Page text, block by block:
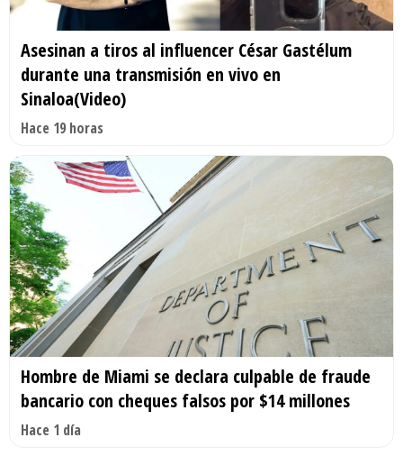
Asesinan a tiros al influencer César Gastélum
durante una transmisión en vivo en
Sinaloa(Video)
Hace 19 horas
Hombre de Miami se declara culpable de fraude
bancario con cheques falsos por $14 millones
Hace 1 día